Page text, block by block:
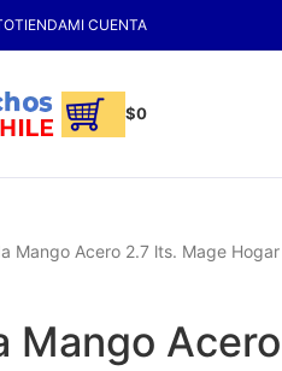
TIENDAMI CUENTA
$0
Mango Acero 2.7 lts. Mage Hogar
Mango Acero